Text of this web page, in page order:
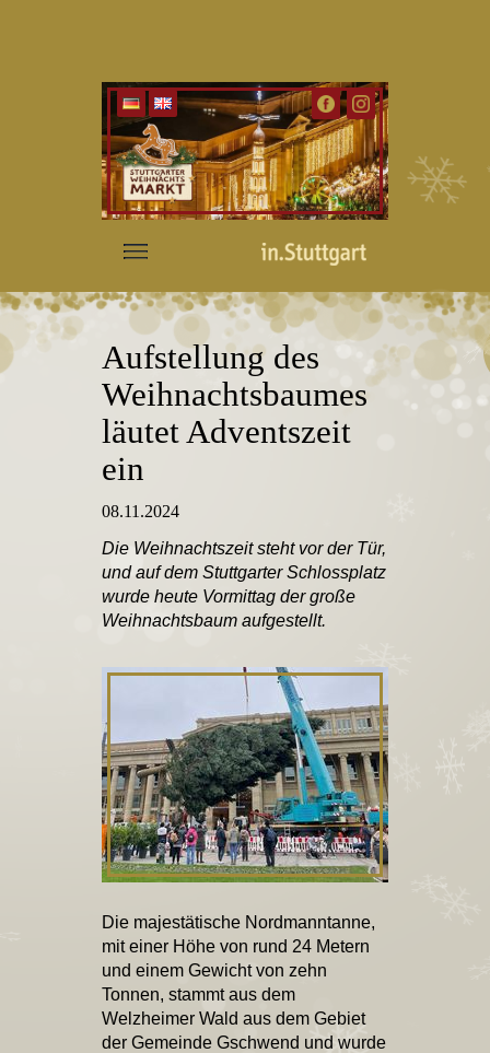
Aufstellung des
Weihnachtsbaumes
läutet Adventszeit
ein
08.11.2024
Die Weihnachtszeit steht vor der Tür,
und auf dem Stuttgarter Schlossplatz
wurde heute Vormittag der große
Weihnachtsbaum aufgestellt.
Die majestätische Nordmanntanne,
mit einer Höhe von rund 24 Metern
und einem Gewicht von zehn
Tonnen, stammt aus dem
Welzheimer Wald aus dem Gebiet
der Gemeinde Gschwend und wurde